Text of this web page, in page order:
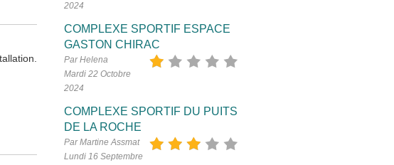
2024
COMPLEXE SPORTIF ESPACE
GASTON CHIRAC
Par Helena
Mardi 22 Octobre
2024
COMPLEXE SPORTIF DU PUITS
DE LA ROCHE
Par Martine Assmat
Lundi 16 Septembre